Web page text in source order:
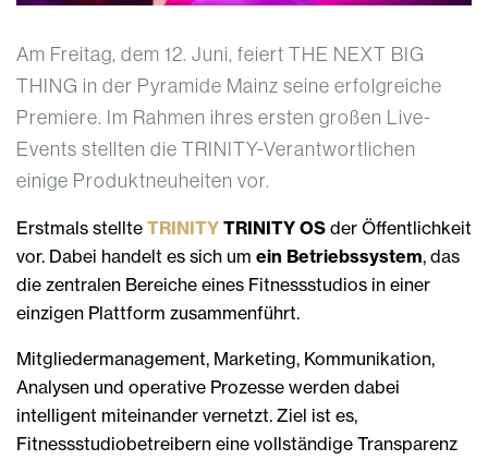
Am Freitag, dem 12. Juni, feiert THE NEXT BIG
THING in der Pyramide Mainz seine erfolgreiche
Premiere. Im Rahmen ihres ersten großen Live-
Events stellten die TRINITY-Verantwortlichen
einige Produktneuheiten vor.
Erstmals stellte TRINITY TRINITY OS der Öffentlichkeit
vor. Dabei handelt es sich um ein Betriebssystem, das
die zentralen Bereiche eines Fitnessstudios in einer
einzigen Plattform zusammenführt.
Mitgliedermanagement, Marketing, Kommunikation,
Analysen und operative Prozesse werden dabei
intelligent miteinander vernetzt. Ziel ist es,
Fitnessstudiobetreibern eine vollständige Transparenz